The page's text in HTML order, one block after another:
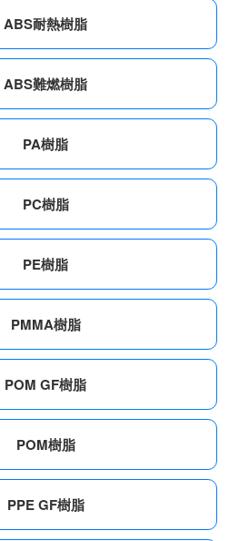
ABS耐熱樹脂
ABS難燃樹脂
PA樹脂
PC樹脂
PE樹脂
PMMA樹脂
POM GF樹脂
POM樹脂
PPE GF樹脂